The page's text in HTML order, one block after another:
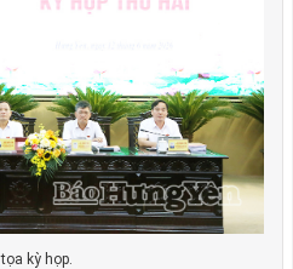
kỳ họp.